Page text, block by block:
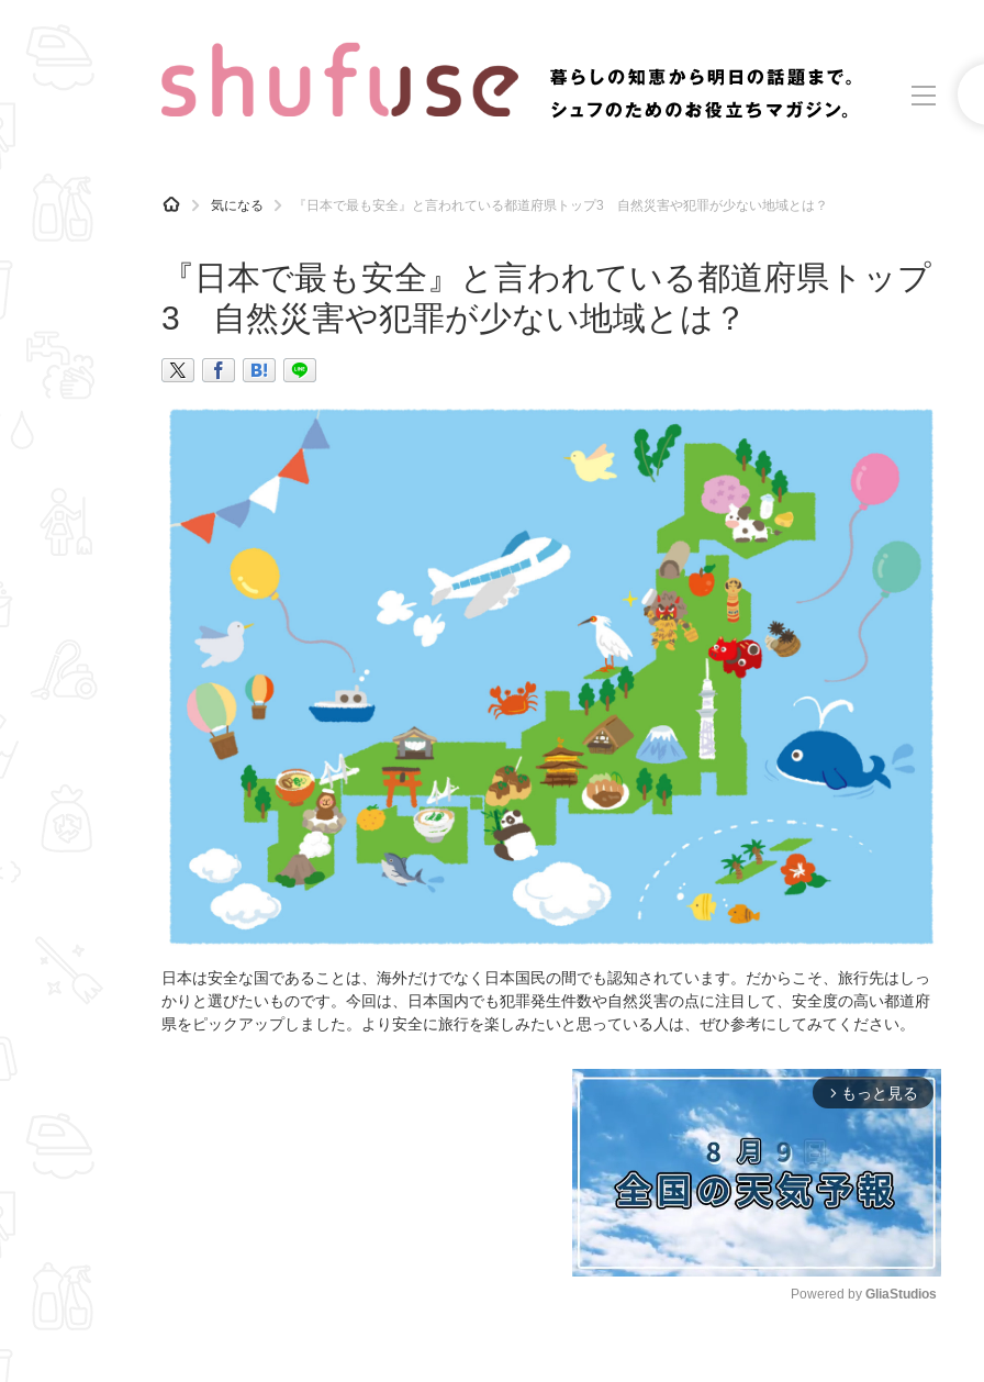
CATEGORY 記事カテゴリ
マナー 趣味 食材辞典 おすすめ
H
O
気になる 『日本で最も安全』と言われている都道府県トップ3 自然災害や犯罪が少ない地域とは？
『日本で最も安全』と言われている都道府県トップ
3 自然災害や犯罪が少ない地域とは？
日本は安全な国であることは、海外だけでなく日本国民の間でも認知されています。だからこそ、旅行先はしっ
かりと選びたいものです。今回は、日本国内でも犯罪発生件数や自然災害の点に注目して、安全度の高い都道府
県をピックアップしました。より安全に旅行を楽しみたいと思っている人は、ぜひ参考にしてみてください。
arrow_forward_ios もっと見る
Powered by GliaStudios